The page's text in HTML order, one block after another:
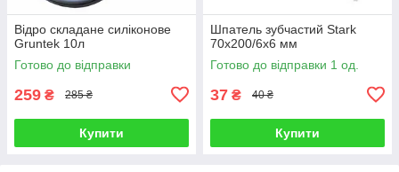
Відро складане силіконове
Gruntek 10л
Готово до відправки
259 ₴ 285 ₴
Купити
Шпатель зубчастий Stark
70х200/6х6 мм
Готово до відправки 1 од.
37 ₴ 40 ₴
Купити